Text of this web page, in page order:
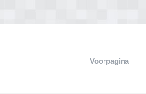
Voorpagina